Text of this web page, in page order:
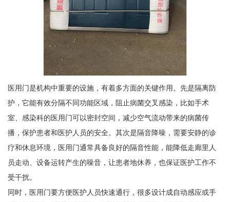
医用门是机构中重要的设施，有着多方面的关键作用。先是隔离防
护，它能有效分隔不同功能区域，阻止病菌交叉感染，比如手术
室、感染科的医用门可以密封空间，减少空气流动带来的病菌传
播，保护患者和医护人员的安全。其次是隔音降噪，需要安静的诊
疗和休息环境，医用门通常具备良好的隔音性能，能降低走廊里人
员走动、设备运转产生的噪音，让患者地休养，也保证医护工作不
受干扰。
同时，医用门要方便医护人员快速通行，很多设计成自动感应或手